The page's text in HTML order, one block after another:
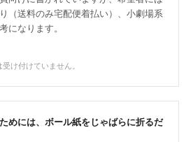
（送料のみ宅配便着払い）、小劇場系
になります。
け付けていません。
めには、ボール紙をじゃばらに折るだ